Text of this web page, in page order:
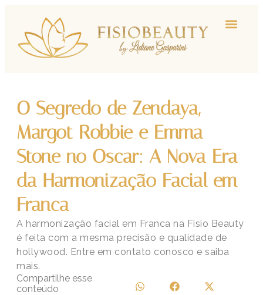
O Segredo de Zendaya,
Margot Robbie e Emma
Stone no Oscar: A Nova Era
da Harmonização Facial em
Franca
A harmonização facial em Franca na Fisio Beauty
é feita com a mesma precisão e qualidade de
hollywood. Entre em contato conosco e saiba
mais.
Compartilhe esse
conteúdo